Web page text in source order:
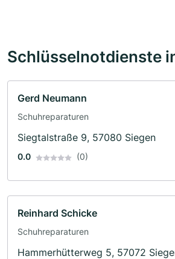
Schlüsselnotdienste
Gerd Neumann
Schuhreparaturen
Siegtalstraße 9, 57080 Siegen
0.0 (0)
Reinhard Schicke
Schuhreparaturen
Hammerhütterweg 5, 57072